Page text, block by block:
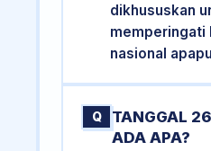
dikhususkan
memperingati
nasional
Q
TANGGAL
ADA APA?